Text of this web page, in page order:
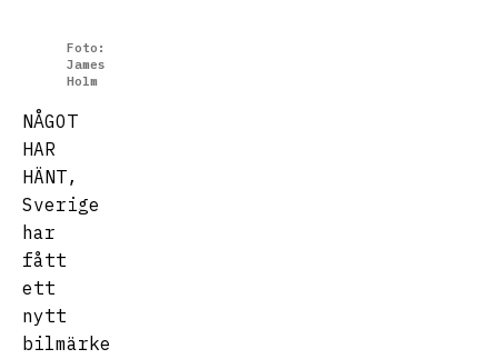
Foto:
James
Holm
NÅGOT
HAR
HÄNT,
Sverige
har
fått
ett
nytt
bilmärke